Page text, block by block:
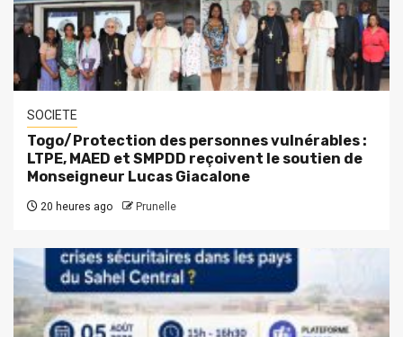
SOCIETE
Togo/Protection des personnes vulnérables :
LTPE, MAED et SMPDD reçoivent le soutien de
Monseigneur Lucas Giacalone
20 heures ago Prunelle